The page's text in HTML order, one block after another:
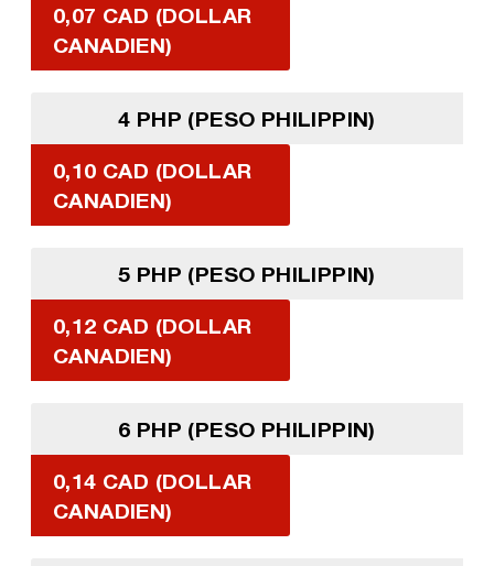
0,07 CAD (DOLLAR
CANADIEN)
4 PHP (PESO PHILIPPIN)
0,10 CAD (DOLLAR
CANADIEN)
5 PHP (PESO PHILIPPIN)
0,12 CAD (DOLLAR
CANADIEN)
6 PHP (PESO PHILIPPIN)
0,14 CAD (DOLLAR
CANADIEN)